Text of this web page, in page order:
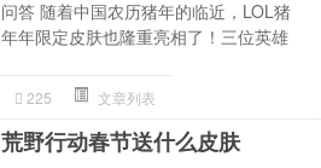
问答 随着中国农历猪年的临近，LOL猪
年年限定皮肤也隆重亮相了！三位英雄
225 文章列表
荒野行动春节送什么皮肤